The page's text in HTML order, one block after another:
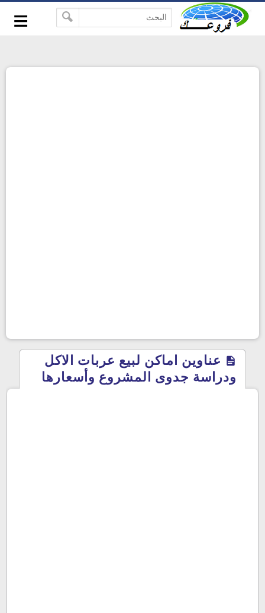
≡
عناوين اماكن لبيع عربات الاكل
ودراسة جدوى المشروع وأسعارها